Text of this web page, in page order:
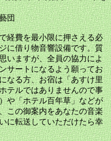
団
経費を最小限に押さえる必
に借り物音響設備です。質
いますが、全員の協力によ
サートになるよう願ってお
なる方、お宿は「あすけ里
テルではありませんので事
や「ホテル百年草」などが
この御案内をあなたの音楽
に転送していただけたら幸